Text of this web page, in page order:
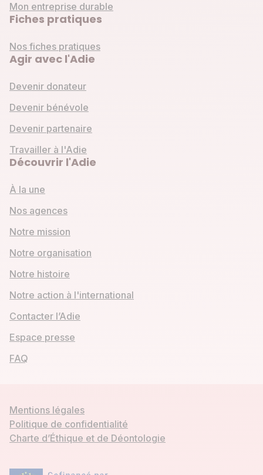
Mon entreprise durable
Fiches pratiques
Nos fiches pratiques
Agir avec l'Adie
Devenir donateur
Devenir bénévole
Devenir partenaire
Travailler à l'Adie
Découvrir l'Adie
À la une
Nos agences
Notre mission
Notre organisation
Notre histoire
Notre action à l'international
Contacter l’Adie
Espace presse
FAQ
Mentions légales
Politique de confidentialité
Charte d’Éthique et de Déontologie